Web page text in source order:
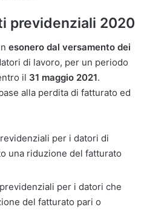
previdenziali 2020
esonero dal versamento dei
di lavoro, per un periodo
il 31 maggio 2021.
alla perdita di fatturato ed
per i datori di
una riduzione del fatturato
per i datori che
del fatturato pari o